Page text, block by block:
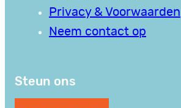
Privacy & Voorwaarden
Neem contact op
Steun ons